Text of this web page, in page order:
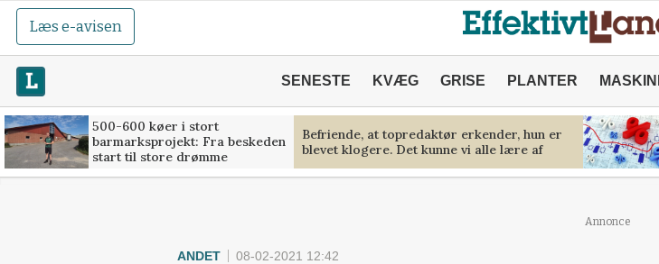
Læs e-avisen
SENESTE KVÆG GRISE PLANTER
500-600 køer i stort
barmarksprojekt: Fra beskeden
start til store drømme
Befriende, at topredaktør erkender, hun er
blevet klogere. Det kunne vi alle lære af
Annonce
ANDET 08-02-2021 12:42